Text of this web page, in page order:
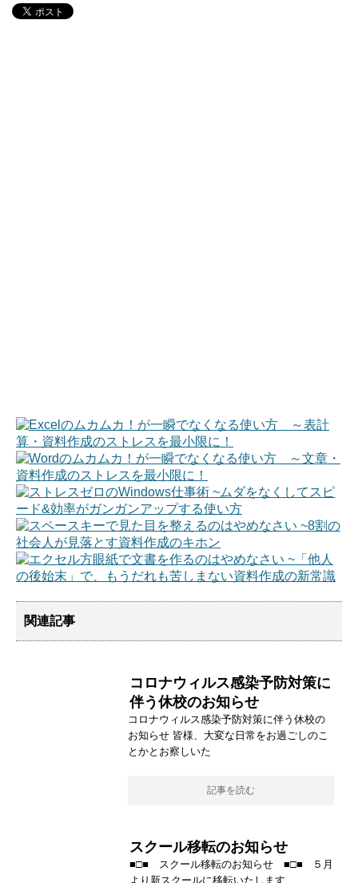
関連記事
コロナウィルス感染予防対策に
伴う休校のお知らせ
コロナウィルス感染予防対策に伴う休校の
お知らせ 皆様、大変な日常をお過ごしのこ
とかとお察しいた
記事を読む
スクール移転のお知らせ
■□■ スクール移転のお知らせ ■□■ ５月
より新スクールに移転いたします